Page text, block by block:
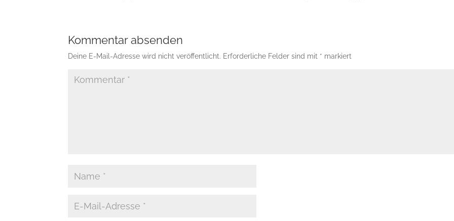
Kommentar absenden
Deine E-Mail-Adresse wird nicht veröffentlicht. Erforderliche Felder sind mit * markiert